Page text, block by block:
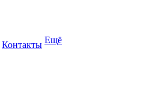
Контакты Ещё